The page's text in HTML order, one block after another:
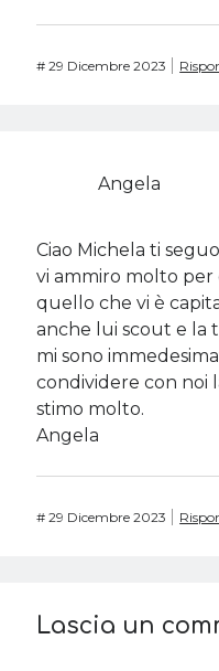
#29 Dicembre 2023
Angela
Ciao Michela ti
vi ammiro molto per
quello che vi è
anche lui scout e la
mi sono
condividere con noi
stimo molto.
Angela
#29 Dicembre 2023
Lascia un